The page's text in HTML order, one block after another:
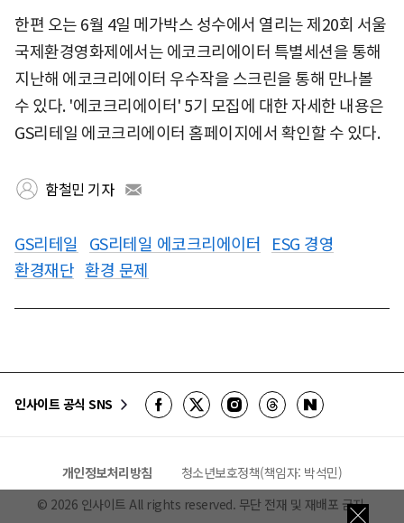
한편 오는 6월 4일 메가박스 성수에서 열리는 제20회 서울
국제환경영화제에서는 에코크리에이터 특별세션을 통해
지난해 에코크리에이터 우수작을 스크린을 통해 만나볼
수 있다. '에코크리에이터' 5기 모집에 대한 자세한 내용은
GS리테일 에코크리에이터 홈페이지에서 확인할 수 있다.
함철민 기자
GS리테일 GS리테일 에코크리에이터 ESG 경영
환경재단 환경 문제
인사이트 공식 SNS
개인정보처리방침
청소년보호정책(책임자: 박석민)
© 2026 인사이트 All rights reserved. 무단 전재 및 재배포 금지.